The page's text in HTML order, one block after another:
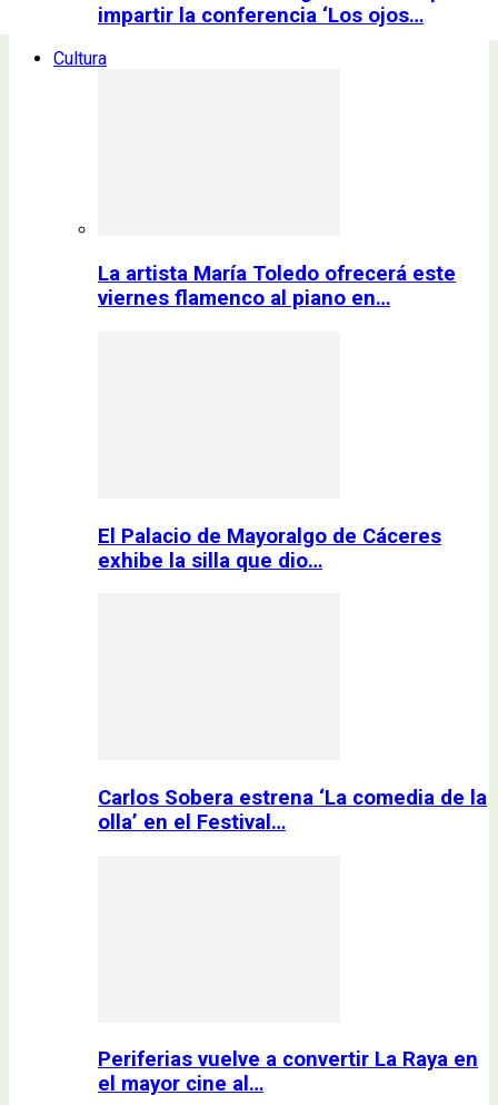
impartir la conferencia ‘Los ojos…
Cultura
La artista María Toledo ofrecerá este
viernes flamenco al piano en…
El Palacio de Mayoralgo de Cáceres
exhibe la silla que dio…
Carlos Sobera estrena ‘La comedia de la
olla’ en el Festival…
Periferias vuelve a convertir La Raya en
el mayor cine al…